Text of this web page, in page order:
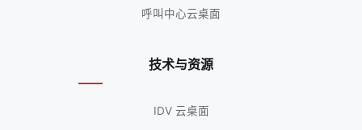
呼叫中心云桌面
技术与资源
IDV 云桌面